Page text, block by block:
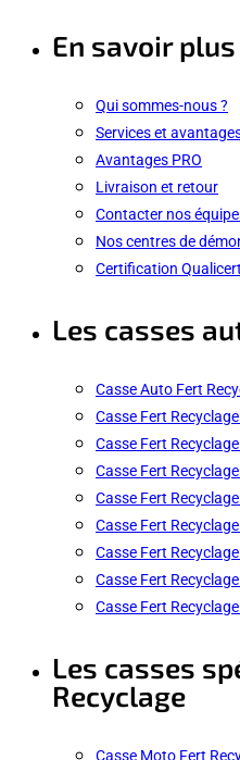
En savoir plus
Qui sommes-nous ?
Services et
Avantages PRO
Livraison et retour
Contacter nos
Nos centres de
Certification Qualicert
Les casses
Casse Auto Fert
Casse Fert
Casse Fert
Casse Fert
Casse Fert
Casse Fert
Casse Fert
Casse Fert
Casse Fert
Les casses
Recyclage
Casse Moto Fert